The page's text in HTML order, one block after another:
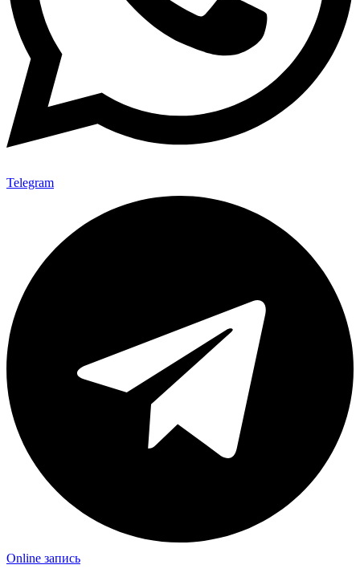
Telegram
Online запись